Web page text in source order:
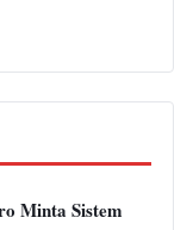
Minta Sistem